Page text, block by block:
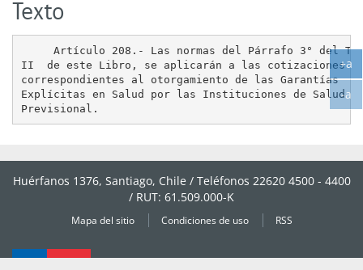
Texto
Artículo 208.- Las normas del Párrafo 3° del
II  de este Libro, se aplicarán a las
correspondientes al otorgamiento de las
Explícitas en Salud por las Instituciones de
Huérfanos 1376, Santiago, Chile / Teléfonos 22620 4500 - 4400
/ RUT: 61.509.000-K
Mapa del sitio Condiciones de uso RSS
+a
-a